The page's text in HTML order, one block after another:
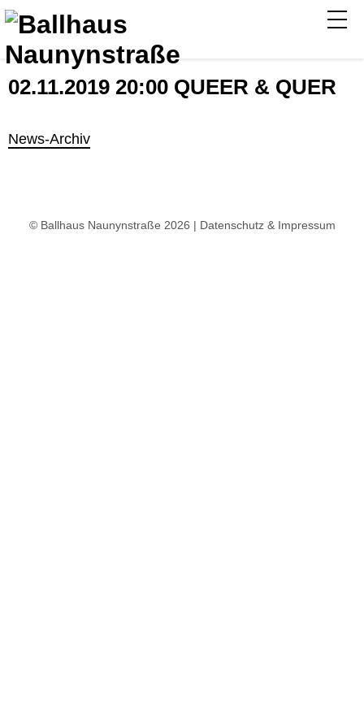
02.11.2019 20:00 QUEER & QUER
News-Archiv
© Ballhaus Naunynstraße 2026 | Datenschutz & Impressum